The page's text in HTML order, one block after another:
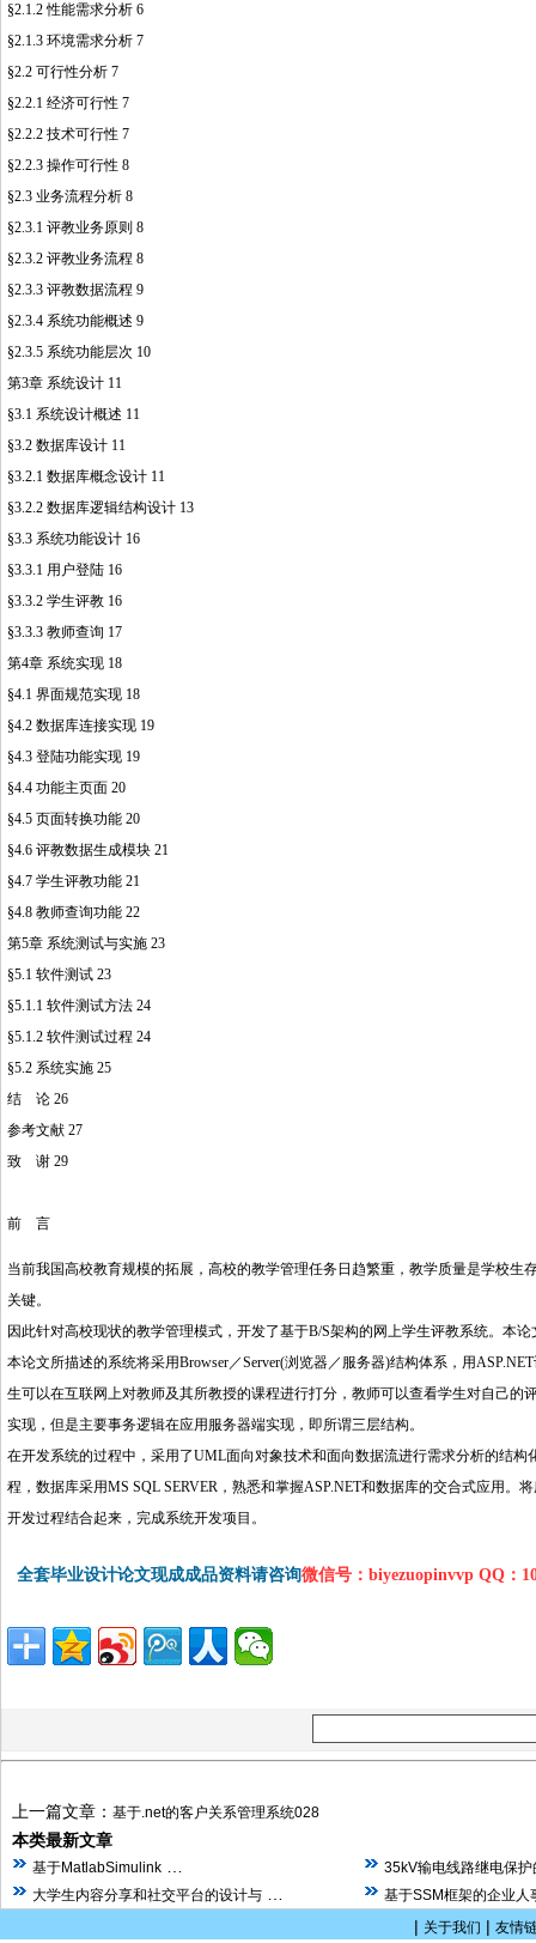
§2.1.2 性能需求分析 6
§2.1.3 环境需求分析 7
§2.2 可行性分析 7
§2.2.1 经济可行性 7
§2.2.2 技术可行性 7
§2.2.3 操作可行性 8
§2.3 业务流程分析 8
§2.3.1 评教业务原则 8
§2.3.2 评教业务流程 8
§2.3.3 评教数据流程 9
§2.3.4 系统功能概述 9
§2.3.5 系统功能层次 10
第3章 系统设计 11
§3.1 系统设计概述 11
§3.2 数据库设计 11
§3.2.1 数据库概念设计 11
§3.2.2 数据库逻辑结构设计 13
§3.3 系统功能设计 16
§3.3.1 用户登陆 16
§3.3.2 学生评教 16
§3.3.3 教师查询 17
第4章 系统实现 18
§4.1 界面规范实现 18
§4.2 数据库连接实现 19
§4.3 登陆功能实现 19
§4.4 功能主页面 20
§4.5 页面转换功能 20
§4.6 评教数据生成模块 21
§4.7 学生评教功能 21
§4.8 教师查询功能 22
第5章 系统测试与实施 23
§5.1 软件测试 23
§5.1.1 软件测试方法 24
§5.1.2 软件测试过程 24
§5.2 系统实施 25
结 论 26
参考文献 27
致 谢 29
前 言
当前我国高校教育规模的拓展，高校的教学管理任务日趋繁重，教学质量是学校
关键。
因此针对高校现状的教学管理模式，开发了基于B/S架构的网上学生评教系统。本
本论文所描述的系统将采用Browser／Server(浏览器／服务器)结构体系，用
生可以在互联网上对教师及其所教授的课程进行打分，教师可以查看学生对自己
实现，但是主要事务逻辑在应用服务器端实现，即所谓三层结构。
在开发系统的过程中，采用了UML面向对象技术和面向数据流进行需求分析的结
程，数据库采用MS SQL SERVER，熟悉和掌握ASP.NET和数据库的交合式应用
开发过程结合起来，完成系统开发项目。
全套毕业设计论文现成成品资料请咨询微信号：biyezuopinvvp QQ
上一篇文章： 基于.net的客户关系管理系统028
本类最新文章
基于MatlabSimulink
35kV输电线路继电保
大学生内容分享和社交平台的设计与
基于SSM框架的企业人
| 关于我们 | 友情